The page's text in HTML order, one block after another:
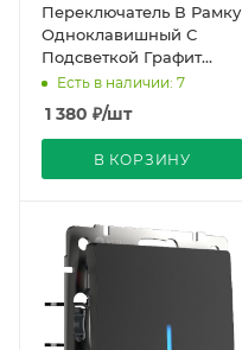
Переключатель В Рамку
Одноклавишный С
Подсветкой Графит
рифленый IP20 10А 250В
Есть в наличии: 7
1 380 ₽/шт
В КОРЗИНУ